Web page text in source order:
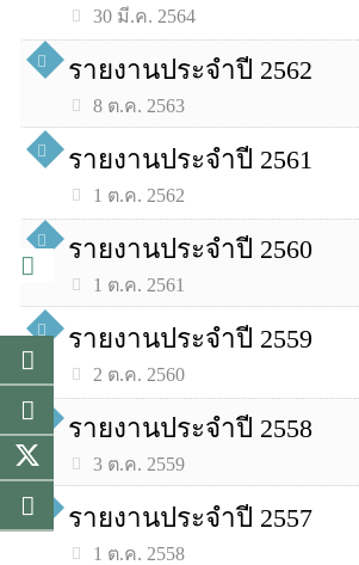
30 มี.ค. 2564
รายงานประจำปี 2562
8 ต.ค. 2563
รายงานประจำปี 2561
1 ต.ค. 2562
รายงานประจำปี 2560
1 ต.ค. 2561
รายงานประจำปี 2559
2 ต.ค. 2560
รายงานประจำปี 2558
3 ต.ค. 2559
รายงานประจำปี 2557
1 ต.ค. 2558